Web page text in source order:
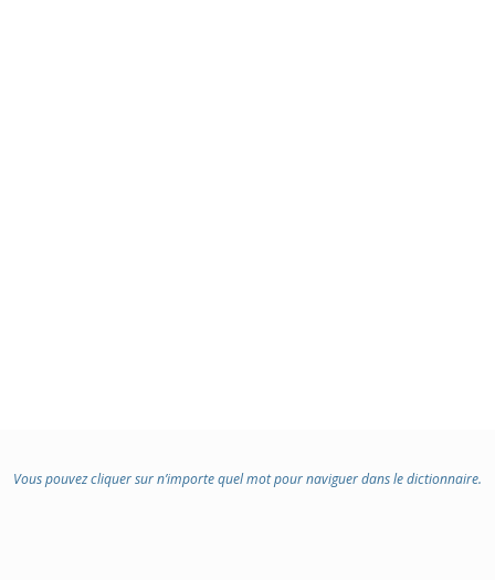
Vous pouvez cliquer sur n’importe quel mot pour naviguer dans le dictionnaire.